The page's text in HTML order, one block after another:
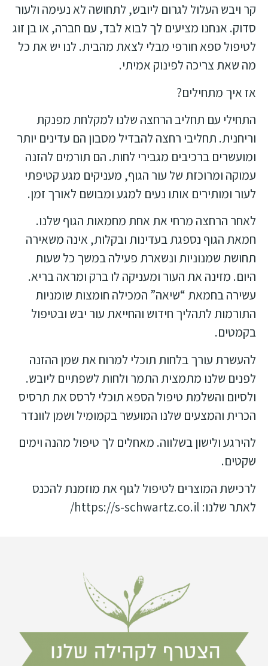
קר ויבש העלול לגרום ליובש, לתחושה לא נעימה ולעור
סדוק. אנחנו מציעים לך לבוא לבד, עם חברה, או בן זוג
לטיפול ספא חורפי מבלי לצאת מהבית. לנו יש את כל
מה שאת צריכה לפינוק אמיתי.
אז איך מתחילים?
התחילי עם תחליב הרחצה שלנו למקלחת מפנקת
וריחנית. תחליבי רחצה להבדיל מסבון הם עדינים יותר
ומועשרים ברכיבים מגבירי לחות. הם תורמים להזנה
עמוקה ומרוכזת של עור הגוף, מעניקים מגע קטיפתי
לעור ומותירים אותו נעים למגע ומבושם לאורך זמן.
לאחר הרחצה מרחי את אחת מחמאות הגוף שלנו.
חמאת הגוף נספגת בעדינות ובקלות, אינה משאירה
תחושת שמנוניות ונשארת פעילה במשך כל שעות
היום. מזינה את העור ומעניקה לו ברק ומראה בריא.
עשירה בחמאת “שיאה” המכילה חומצות שומניות
התורמות לתהליך חידוש והחייאת עור יבש ובטיפול
בקמטים.
להעשרת עורך בלחות תוכלי למרוח את שמן ההזנה
לפנים שלנו מתמצית התמר ולחות לשפתיים ליובש.
ולסיום והשלמת טיפול הספא תוכלי לרסס את תרסיס
הכרית והמצעים שלנו המועשר בקמומיל ושמן לוונדר
להירגע ולישון בשלווה. מאחלים לך טיפול מהנה וימים
שקטים.
לרכישת המוצרים לטיפול לגוף את מוזמנת להכנס
לאתר שלנו: https://s-schwartz.co.il/